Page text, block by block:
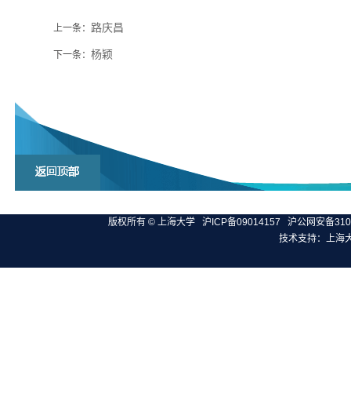
上一条： 路庆昌
下一条： 杨颖
版权所有 © 上海大学 沪ICP备09014157
沪公网安备
技术支持：上海